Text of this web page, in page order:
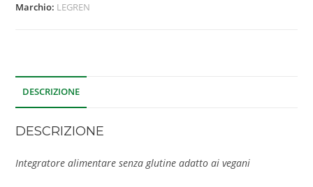
Marchio: LEGREN
DESCRIZIONE
DESCRIZIONE
Integratore alimentare senza glutine adatto aivegani